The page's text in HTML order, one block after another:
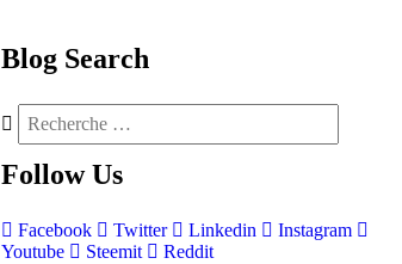
Blog Search
Follow Us
Facebook Twitter Linkedin
Instagram
Youtube
Steemit Reddit